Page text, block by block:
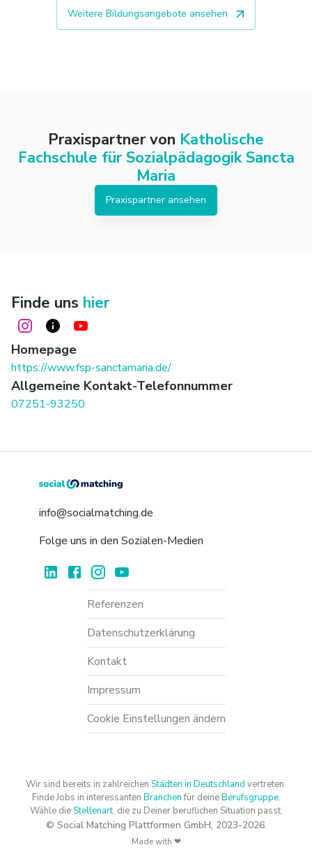
Weitere Bildungsangebote ansehen
Praxispartner von Katholische
Fachschule für Sozialpädagogik Sancta
Maria
Praxispartner ansehen
Finde uns hier
Homepage
https://www.fsp-sanctamaria.de/
Allgemeine Kontakt-Telefonnummer
07251-93250
info@socialmatching.de
Folge uns in den Sozialen-Medien
Referenzen
Datenschutzerklärung
Kontakt
Impressum
Cookie Einstellungen ändern
Wir sind bereits in zahlreichen Städten in Deutschland vertreten.
Finde Jobs in interessanten Branchenfür deineBerufsgruppe.
Wähle dieStellenart, die zu Deiner beruflichen Situation passt.
© Social Matching Plattformen GmbH, 2023-2026.
Made with ❤